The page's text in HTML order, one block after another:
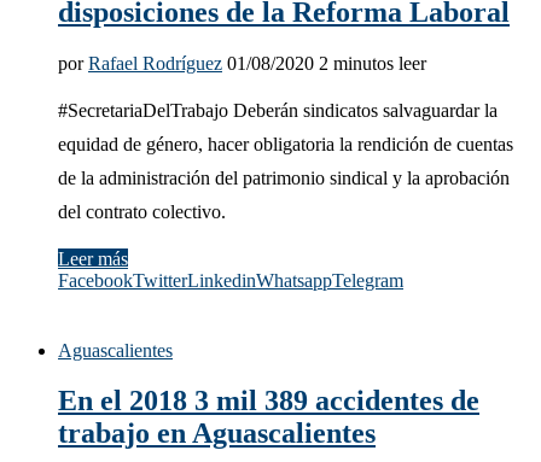
disposiciones de la Reforma Laboral
porRafael Rodríguez 01/08/2020 2 minutos leer
#SecretariaDelTrabajo Deberán sindicatos salvaguardar la
equidad de género, hacer obligatoria la rendición de cuentas
de la administración del patrimonio sindical y la aprobación
del contrato colectivo.
Leer más
FacebookTwitterLinkedinWhatsappTelegram
Aguascalientes
En el 2018 3 mil 389 accidentes de
trabajo en Aguascalientes